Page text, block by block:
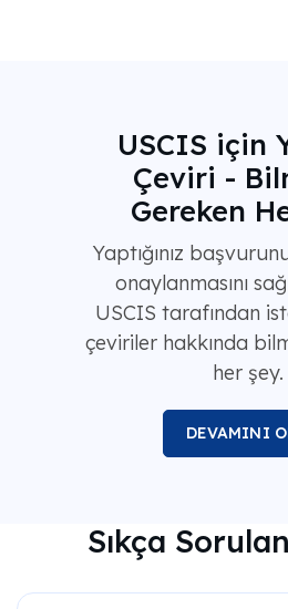
USCIS için
Çeviri -
Gereken
Yaptığınız
onaylanmasını
USCIS tarafından
çeviriler hakkında
her şey.
DEVAMINI
Sıkça